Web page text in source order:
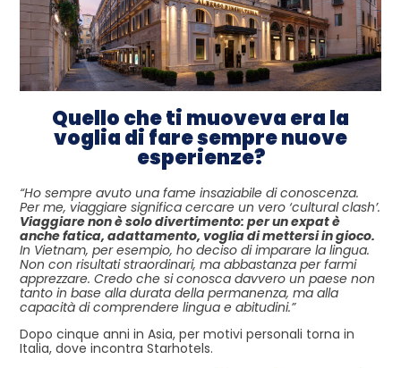
Quello che ti muoveva era la
voglia di fare sempre nuove
esperienze?
“Ho sempre avuto una fame insaziabile di conoscenza.
Per me, viaggiare significa cercare un vero ‘cultural clash’.
Viaggiare non è solo divertimento: per un expat è
anche fatica, adattamento, voglia di mettersi in gioco.
In Vietnam, per esempio, ho deciso di imparare la lingua.
Non con risultati straordinari, ma abbastanza per farmi
apprezzare. Credo che si conosca davvero un paese non
tanto in base alla durata della permanenza, ma alla
capacità di comprendere lingua e abitudini.”
Dopo cinque anni in Asia, per motivi personali torna in
Italia, dove incontra Starhotels.